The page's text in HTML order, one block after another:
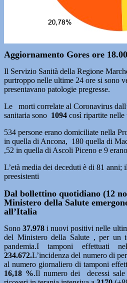
Aggiornamento Gores ore
Il Servizio Sanità della Regione
purtroppo nelle ultime 24 ore si sono
presentavano patologie pregresse.
Le morti correlate al Coronavirus
sanitaria sono 1094 così ripartite nelle
534 persone erano domiciliate nella
in quella di Ancona, 180 quella di
,52 in quella di Ascoli Piceno e 9
L’età media dei deceduti è di 81
preesistenti
Dal bollettino quotidiano (12
Ministero della Salute
all’Italia
Sono37.978 i nuovi positivi nelle
del Ministero della Salute , per un
pandemia.I tamponi effettuati
234.672.L’incidenza del numero di
al numero giornaliero di tamponi
16,18 %.Il numero dei decessi sale